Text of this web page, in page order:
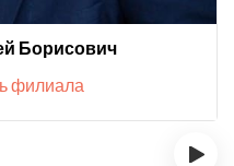
Борисович
филиала
›